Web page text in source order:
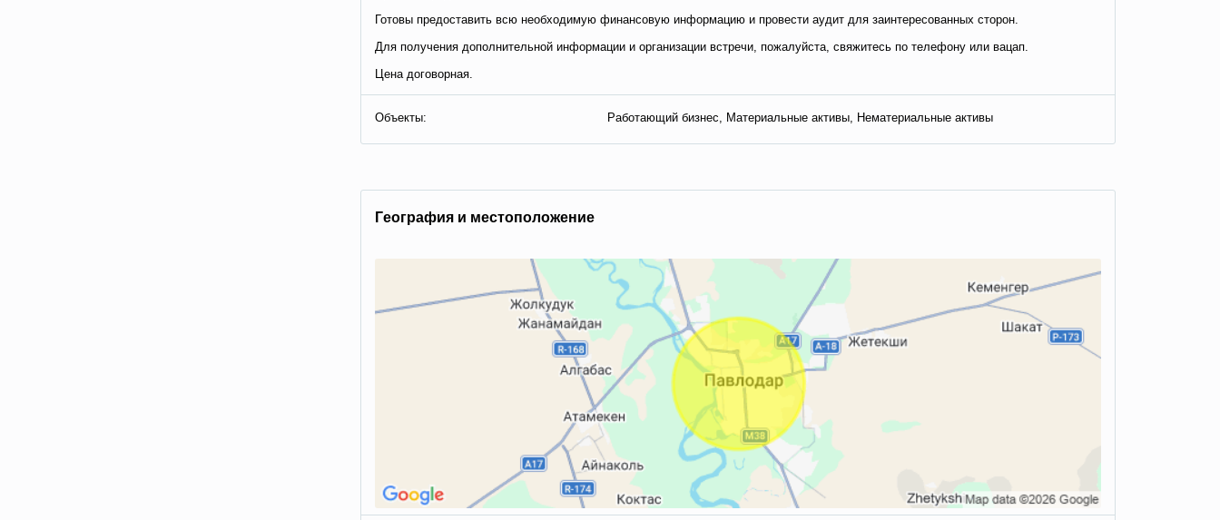
Готовы предоставить всю необходимую финансовую информацию и провести аудит для заинтересованных сторон.
Для получения дополнительной информации и организации встречи, пожалуйста, свяжитесь по телефону или вацап.
Цена договорная.
Объекты: Работающий бизнес, Материальные активы, Нематериальные активы
Гeoгpaфия и мecтoпoлoжeниe